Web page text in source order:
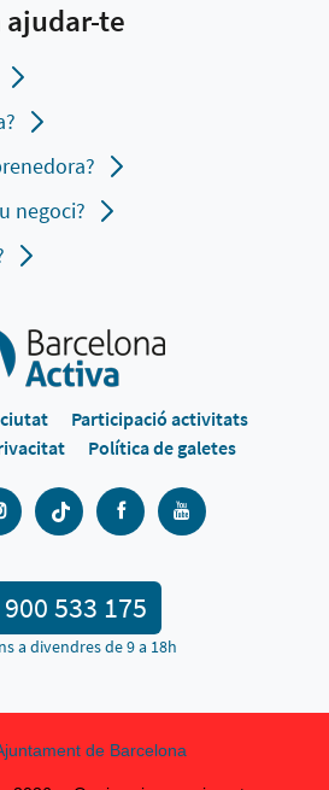
ajudar-te
negoci?
Participació activitats
Política de galetes
900 533 175
a divendres de 9 a 18h